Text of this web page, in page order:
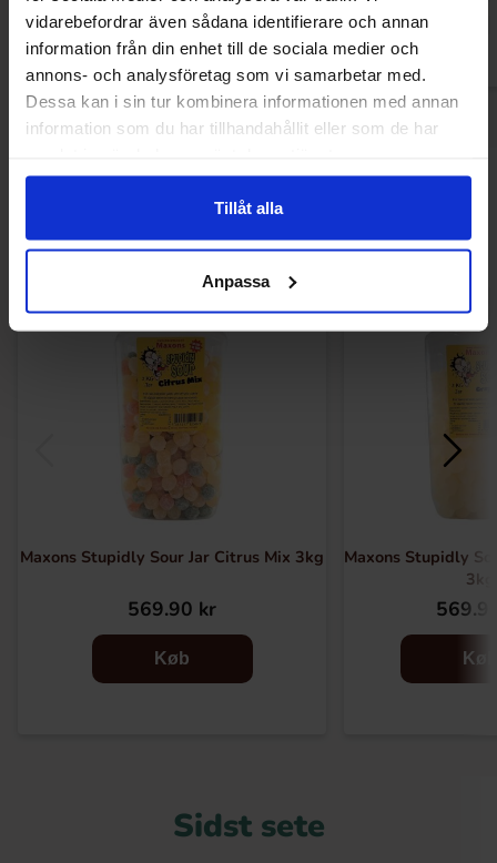
vidarebefordrar även sådana identifierare och annan
information från din enhet till de sociala medier och
annons- och analysföretag som vi samarbetar med.
Dessa kan i sin tur kombinera informationen med annan
information som du har tillhandahållit eller som de har
Tillåt alla
Anpassa
Andre kunne lide
Maxons Stupidly Sour Jar Citrus Mix 3kg
569.90 kr
Køb
Maxons Stupidly
3kg
Køb
Sidst sete